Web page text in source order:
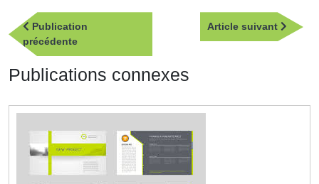
Navigation
de
l’article
Publication
précédentePublication
précédente
Article suivant
Article
Publications connexes